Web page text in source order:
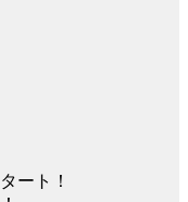
ート！